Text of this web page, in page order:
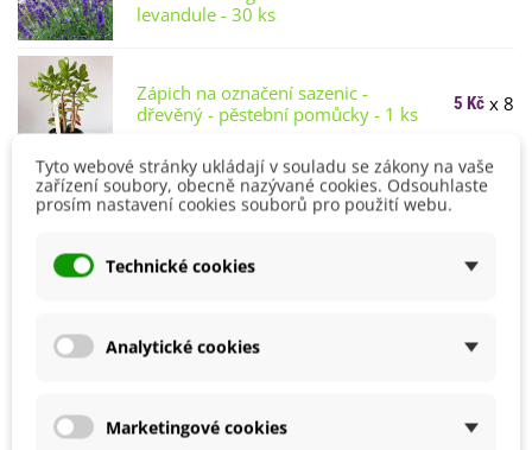
levandule - 30 ks
Zápich na označení sazenic -
dřevěný - pěstební pomůcky - 1 ks
5 Kč x 8
Ozdobná mašle – doplňky k
33 Kč
dárkům – 1 ks
Tyto webové stránky ukládají v souladu se zákony na vaše
zařízení soubory, obecně nazývané cookies. Odsouhlaste
prosím nastavení cookies souborů pro použití webu.
Technické cookies
Analytické cookies
Marketingové cookies